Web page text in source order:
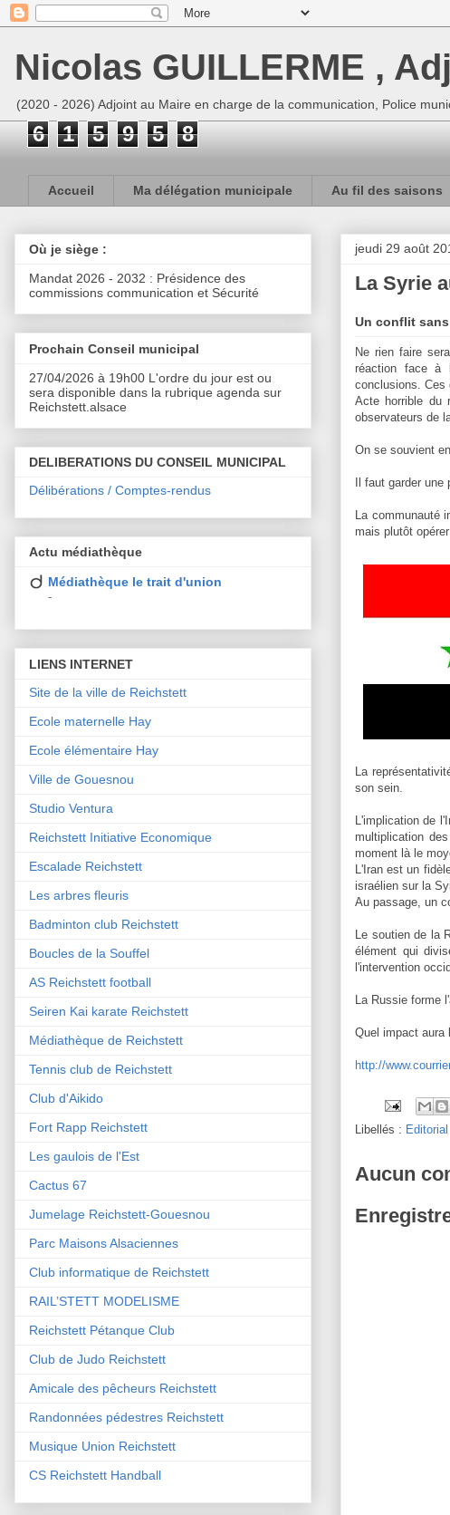
Nicolas GUILLERME ,
(2020 - 2026) Adjoint au Maire en charge de la communication, Police
6 1 5 9 5 8
Accueil Ma délégation municipale Au fil des saisons
jeudi 29 août
La Syrie
Un conflit
Ne rien faire
réaction face à
conclusions. Ces
Acte horrible du
observateurs de
On se souvient
Il faut garder
La communauté
mais plutôt
La
son sein.
L'implication de
multiplication
moment là le
L'Iran est un
israélien sur la
Au passage, un
Le soutien de la
élément qui
l'intervention
La Russie forme
Quel impact aura
http://
Libellés : Editorial
Aucun
Où je siège :
Mandat 2026 - 2032 : Présidence des
commissions communication et Sécurité
Prochain Conseil municipal
27/04/2026 à 19h00 L'ordre du jour est ou
sera disponible dans la rubrique agenda sur
Reichstett.alsace
DELIBERATIONS DU CONSEIL MUNICIPAL
Délibérations / Comptes-rendus
Actu médiathèque
Médiathèque le trait d'union
-
LIENS INTERNET
Site de la ville de Reichstett
Ecole maternelle Hay
Ecole élémentaire Hay
Ville de Gouesnou
Studio Ventura
Reichstett Initiative Economique
Escalade Reichstett
Les arbres fleuris
Badminton club Reichstett
Boucles de la Souffel
AS Reichstett football
Seiren Kai karate Reichstett
Médiathèque de Reichstett
Tennis club de Reichstett
Club d'Aikido
Fort Rapp Reichstett
Les gaulois de l'Est
Cactus 67
Jumelage Reichstett-Gouesnou
Parc Maisons Alsaciennes
Club informatique de Reichstett
RAIL’STETT MODELISME
Reichstett Pétanque Club
Club de Judo Reichstett
Amicale des pêcheurs Reichstett
Randonnées pédestres Reichstett
Musique Union Reichstett
CS Reichstett Handball